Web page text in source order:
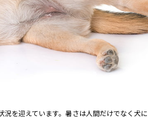
を迎えています。暑さは人間だけでなく犬